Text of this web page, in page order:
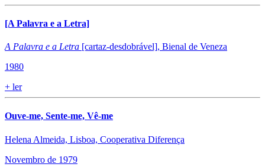
[A Palavra e a Letra]
A Palavra e a Letra [cartaz-desdobrável], Bienal de Veneza
1980
+ ler
Ouve-me, Sente-me, Vê-me
Helena Almeida, Lisboa, Cooperativa Diferença
Novembro de 1979